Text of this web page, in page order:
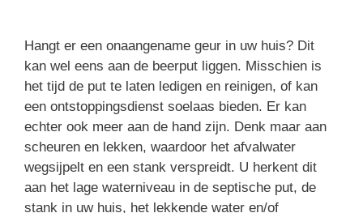
Hangt er een onaangename geur in uw huis? Dit
kan wel eens aan de beerput liggen. Misschien is
het tijd de put te laten ledigen en reinigen, of kan
een ontstoppingsdienst soelaas bieden. Er kan
echter ook meer aan de hand zijn. Denk maar aan
scheuren en lekken, waardoor het afvalwater
wegsijpelt en een stank verspreidt. U herkent dit
aan het lage waterniveau in de septische put, de
stank in uw huis, het lekkende water en/of